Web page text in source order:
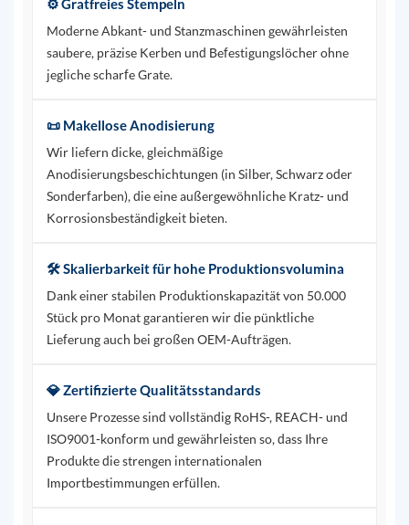
⚙️ Gratfreies Stempeln
Moderne Abkant- und Stanzmaschinen gewährleisten
saubere, präzise Kerben und Befestigungslöcher ohne
jegliche scharfe Grate.
📜 Makellose Anodisierung
Wir liefern dicke, gleichmäßige
Anodisierungsbeschichtungen (in Silber, Schwarz oder
Sonderfarben), die eine außergewöhnliche Kratz- und
Korrosionsbeständigkeit bieten.
🛠️ Skalierbarkeit für hohe Produktionsvolumina
Dank einer stabilen Produktionskapazität von 50.000
Stück pro Monat garantieren wir die pünktliche
Lieferung auch bei großen OEM-Aufträgen.
💎 Zertifizierte Qualitätsstandards
Unsere Prozesse sind vollständig RoHS-, REACH- und
ISO9001-konform und gewährleisten so, dass Ihre
Produkte die strengen internationalen
Importbestimmungen erfüllen.